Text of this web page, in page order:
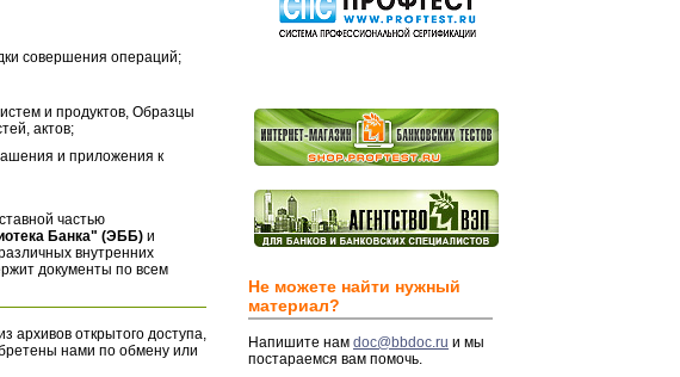
совершения операций;
и продуктов, Образцы
актов;
и приложения к
частью
Банка" (ЭББ) и
внутренних
документы по всем
архивов открытого доступа,
нами по обмену или
Не можете найти нужный
материал?
Напишите нам doc@bbdoc.ru и мы
постараемся вам помочь.